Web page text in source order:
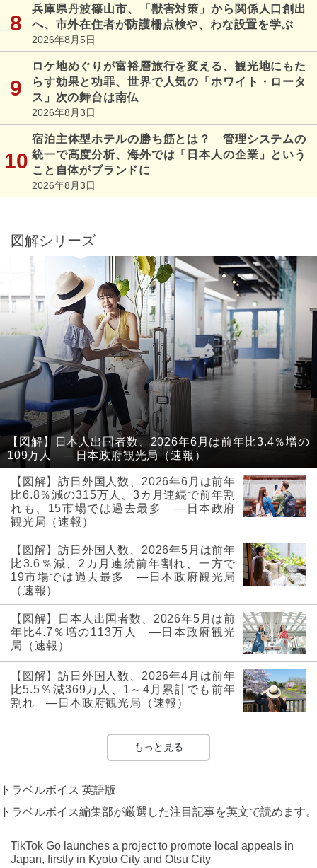
兵庫県丹波篠山市、「獣害対策」から関係人口創出
へ、市外在住者が防護柵点検や、わな設置を学ぶ
2026年8月5日
ロケ地めぐりが富裕層旅行を変える、観光地にもた
らす効果と功罪、世界で人気の「ホワイト・ロータ
ス」次の舞台は南仏
2026年8月3日
宿泊主体型ホテルの勝ち筋とは？ 管理システムの
統一で高度分析、海外では「日本人の企業」という
こと自体がブランドに
2026年8月3日
図解シリーズ
【図解】日本人出国者数、2026年6月は前年比3.4％増の
109万人 ―日本政府観光局（速報）
【図解】訪日外国人数、2026年6月は前年
比6.8％減の315万人、3カ月連続で前年割
れも、15市場では過去最多 ―日本政府
観光局（速報）
【図解】訪日外国人数、2026年5月は前年
比3.6％減、2カ月連続前年割れ、一方で
19市場では過去最多 ―日本政府観光局
（速報）
【図解】日本人出国者数、2026年5月は前
年比4.7％増の113万人 ―日本政府観光
局（速報）
【図解】訪日外国人数、2026年4月は前年
比5.5％減369万人、1～4月累計でも前年
割れ ―日本政府観光局（速報）
もっと見る
トラベルボイス 英語版
トラベルボイス編集部が厳選した注目記事を英文で読めます。
TikTok Go launches a project to promote local appeals in
Japan, firstly in Kyoto City and Otsu City